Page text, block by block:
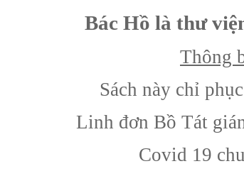
Bác Hồ là thư
Thông
Sách này chỉ
Linh đơn Bồ Tát
Covid 19